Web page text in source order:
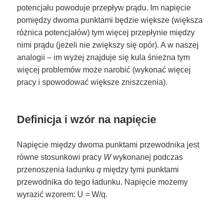
potencjału powoduje przepływ prądu. Im napięcie
pomiędzy dwoma punktami będzie większe (większa
różnica potencjałów) tym więcej przepłynie między
nimi prądu (jeżeli nie zwiększy się opór). A w naszej
analogii – im wyżej znajduje się kula śnieżna tym
więcej problemów może narobić (wykonać więcej
pracy i spowodować większe zniszczenia).
Definicja i wzór na napięcie
Napięcie między dwoma punktami przewodnika jest
równe stosunkowi pracy Wwykonanej podczas
przenoszenia ładunkuq między tymi punktami
przewodnika do tego ładunku. Napięcie możemy
wyrazić wzorem: U = W/q.